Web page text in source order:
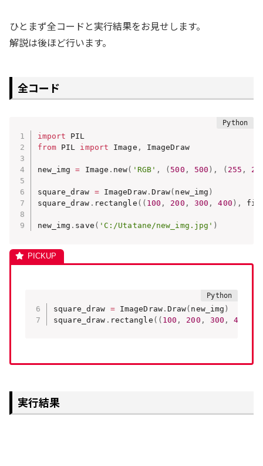
ひとまず全コードと実行結果をお見せします。
解説は後ほど行います。
全コード
import
from PIL import Image , ImageDraw
new_img = Image . new( 'RGB' , ( 500 , 500 ) , ( 255 ,
square_draw = ImageDraw. Draw( new_img )
square_draw . rectangle ( ( 100 , 200 , 300 , 400 ) ,
new_img . save ( 'C:/Utatane/new_img.jpg' )
square_draw = ImageDraw. Draw( new_img )
square_draw . rectangle ( ( 100 , 200 , 300 , 400
実行結果